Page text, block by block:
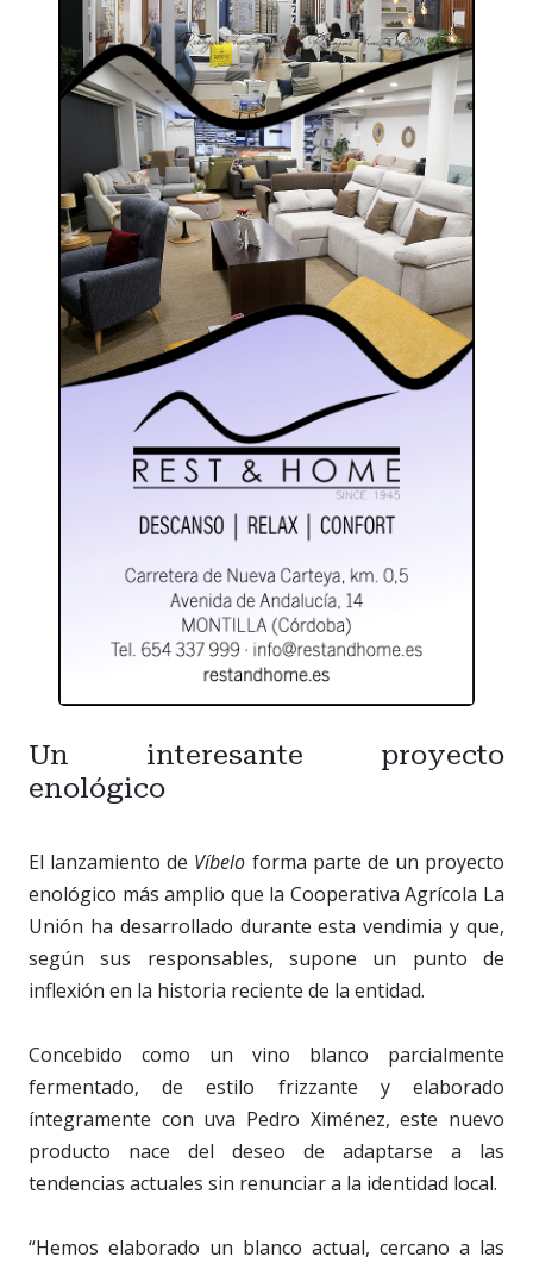
Un interesante proyecto
enológico
El lanzamiento de Víbelo forma parte de un proyecto
enológico más amplio que la Cooperativa Agrícola La
Unión ha desarrollado durante esta vendimia y que,
según sus responsables, supone un punto de
inflexión en la historia reciente de la entidad.
Concebido como un vino blanco parcialmente
fermentado, de estilo frizzante y elaborado
íntegramente con uva Pedro Ximénez, este nuevo
producto nace del deseo de adaptarse a las
tendencias actuales sin renunciar a la identidad local.
“Hemos elaborado un blanco actual, cercano a las